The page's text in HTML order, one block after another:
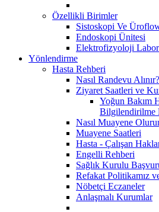
Özellikli Birimler
Sistoskopi Ve
Endoskopi Ünitesi
Elektrofizyoloji
Yönlendirme
Hasta Rehberi
Nasıl Randevu Alınır?
Ziyaret Saatleri ve
Yoğun Bakım
Bilgilendirilme
Nasıl Muayene
Muayene Saatleri
Hasta - Çalışan
Engelli Rehberi
Sağlık Kurulu
Refakat Politikamız
Nöbetçi Eczaneler
Anlaşmalı Kurumlar